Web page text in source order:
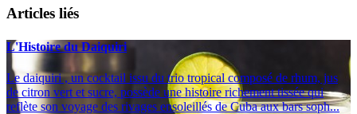
Articles liés
L'Histoire du Daiquiri
Le daiquiri , un cocktail issu du trio tropical composé de rhum, jus
de citron vert et sucre, possède une histoire richement tissée qui
reflète son voyage des rivages ensoleillés de Cuba aux bars soph...